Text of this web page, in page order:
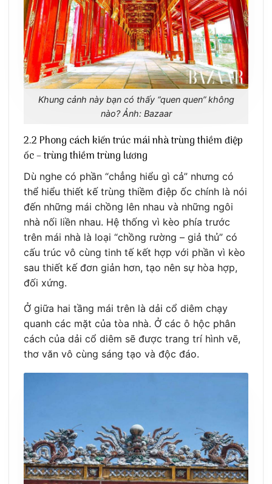
Khung cảnh này bạn có thấy “quen quen” không
nào? Ảnh: Bazaar
2.2 Phong cách kiến trúc mái nhà trùng thiềm điệp
ốc – trùng thiềm trùng lương
Dù nghe có phần “chẳng hiểu gì cả” nhưng có
thể hiểu thiết kế trùng thiềm điệp ốc chính là nói
đến những mái chồng lên nhau và những ngôi
nhà nối liền nhau. Hệ thống vì kèo phía trước
trên mái nhà là loại “chồng rường – giả thủ” có
cấu trúc vô cùng tinh tế kết hợp với phần vì kèo
sau thiết kế đơn giản hơn, tạo nên sự hòa hợp,
đối xứng.
Ở giữa hai tầng mái trên là dải cổ diêm chạy
quanh các mặt của tòa nhà. Ở các ô hộc phân
cách của dải cổ diêm sẽ được trang trí hình vẽ,
thơ văn vô cùng sáng tạo và độc đáo.